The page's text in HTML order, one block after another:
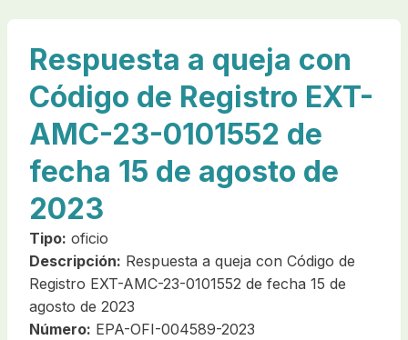
Respuesta a queja con
Código de Registro EXT-
AMC-23-0101552 de
fecha 15 de agosto de
2023
Tipo: oficio
Descripción: Respuesta a queja con Código de
Registro EXT-AMC-23-0101552 de fecha 15 de
agosto de 2023
Número: EPA-OFI-004589-2023